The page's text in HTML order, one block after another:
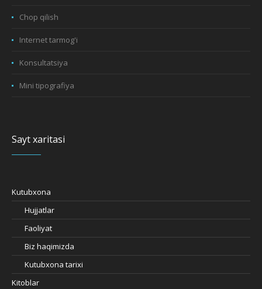
Chop qilish
Internet tarmog'i
Konsultatsiya
Mini tipografiya
Sayt xaritasi
Kutubxona
Hujjatlar
Faoliyat
Biz haqimizda
Kutubxona tarixi
Kitoblar